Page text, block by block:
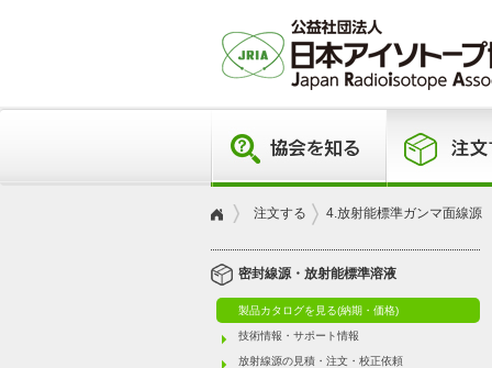
注文する 4.放射能標準ガンマ面線源
密封線源・放射能標準溶液
製品カタログを見る(納期・価格)
技術情報・サポート情報
放射線源の見積・注文・校正依頼